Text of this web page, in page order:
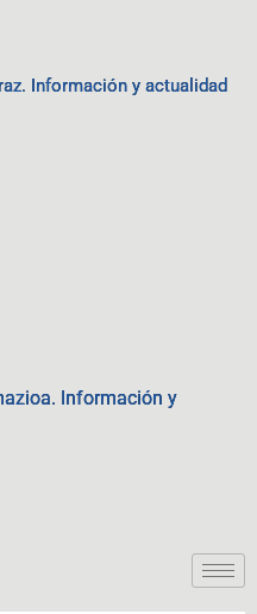
Información y actualidad
Información y